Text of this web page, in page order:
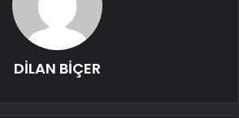
DİLAN BİÇER